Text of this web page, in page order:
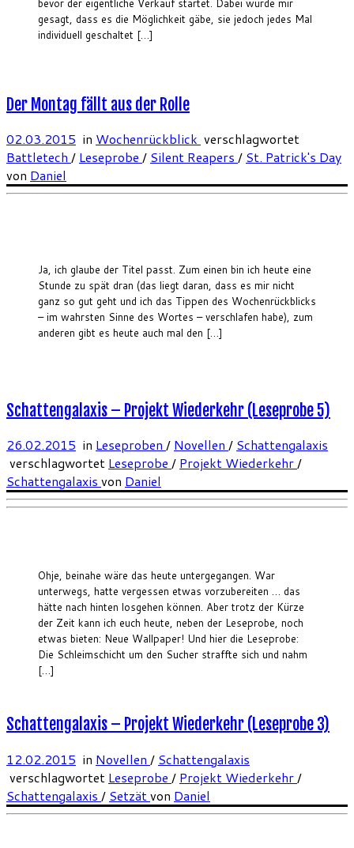
bevor der eigentliche Verkauf startet. Dabei wurde mir
gesagt, dass es die Möglichkeit gäbe, sie jedoch jedes Mal
individuell geschaltet […]
Ja, ich glaube der Titel passt. Zum einen bin ich heute eine
Stunde zu spät dran (das liegt daran, dass es mir nicht
ganz so gut geht und ich das Tippen des Wochenrückblicks
– im wahrsten Sinne des Wortes – verschlafen habe), zum
anderen gibt es heute auch mal den […]
Der Montag fällt aus der Rolle
02.03.2015 in Wochenrückblick verschlagwortet
Battletech / Leseprobe / Silent Reapers / St. Patrick's Day
von Daniel
Ohje, beinahe wäre das heute untergegangen. War
unterwegs, hatte vergessen etwas vorzubereiten … das
hätte nach hinten losgehen können. Aber trotz der Kürze
der Zeit kann ich euch heute, neben der Leseprobe, noch
etwas bieten: Neue Wallpaper! Und hier die Leseprobe:
Die Schleimschicht um den Sucher straffte sich und nahm
[…]
Schattengalaxis – Projekt Wiederkehr (Leseprobe 5)
26.02.2015 in Leseproben / Novellen / Schattengalaxis
verschlagwortet Leseprobe / Projekt Wiederkehr/
Schattengalaxis von Daniel
Schattengalaxis – Projekt Wiederkehr (Leseprobe 3)
12.02.2015 in Novellen / Schattengalaxis
verschlagwortet Leseprobe / Projekt Wiederkehr /
Schattengalaxis / Setzät von Daniel